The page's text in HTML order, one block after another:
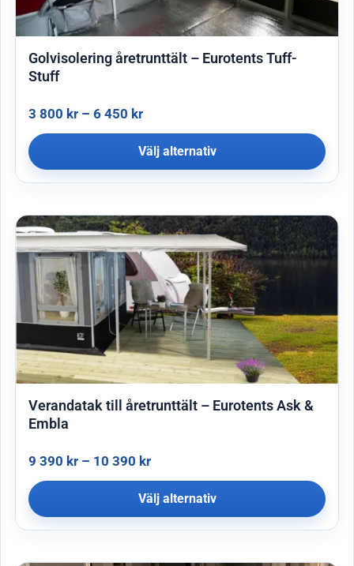
Golvisolering åretrunttält – Eurotents Tuff-
Stuff
3 800 kr – 6 450 kr
Välj alternativ
Verandatak till åretrunttält – Eurotents Ask &
Embla
9 390 kr – 10 390 kr
Välj alternativ